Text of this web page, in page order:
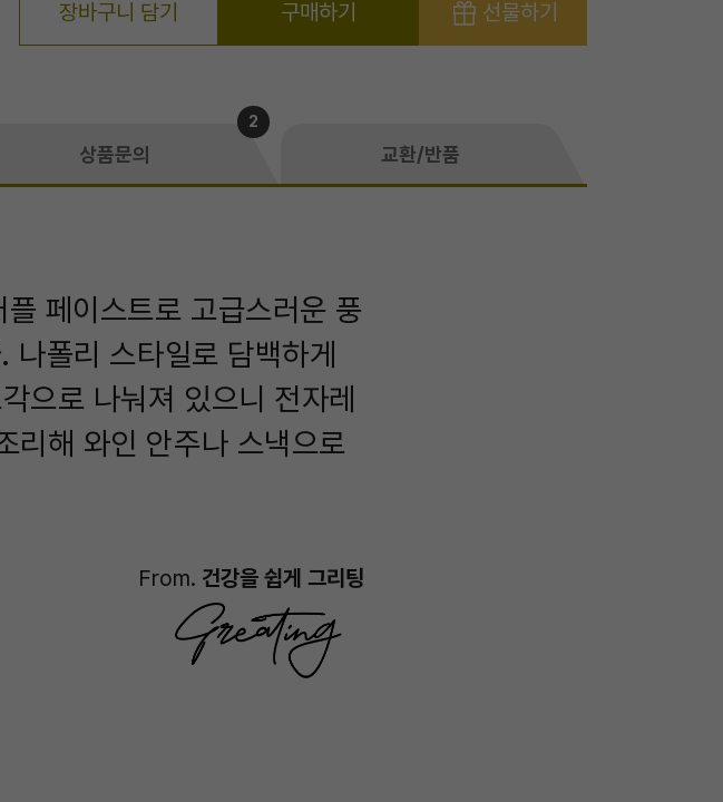
장바구니 담기 구매하기 선물하기
상품문의
2
교환/반품
페이스트로 고급스러운 풍
폴리 스타일로 담백하게
으로 나눠져 있으니 전자레
리해 와인 안주나 스낵으로
From. 건강을 쉽게 그리팅